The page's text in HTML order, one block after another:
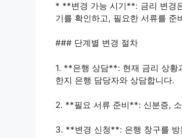
* **변경 가능 시기**: 금리 변경
기를 확인하고, 필요한 서류를 준
### 단계별 변경 절차
1. **은행 상담**: 현재 금리 상황
한지 은행 담당자와 상담합니다.
2. **필요 서류 준비**: 신분증,
3. **변경 신청**: 은행 창구를 방